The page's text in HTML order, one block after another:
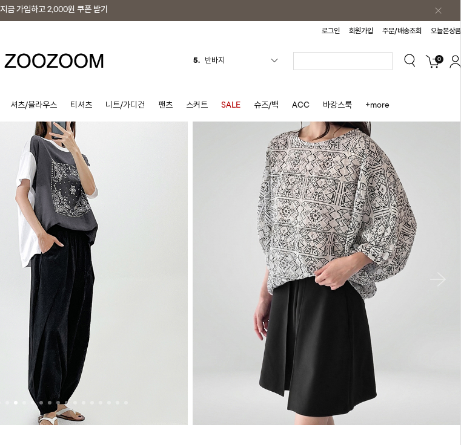
지금 가입하고 2,000원 쿠폰 받기
로그인 회원가입 주문/배송조회 오늘본상품
6. 여름티
8.
0
셔츠/블라우스 티셔츠 니트/가디건 팬츠 스커트 SALE 슈즈/백 ACC 바캉스룩 +more